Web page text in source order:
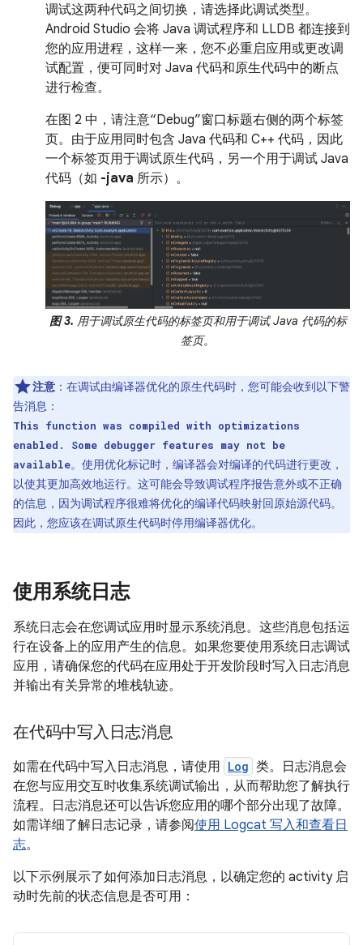
调试这两种代码之间切换，请选择此调试类型。
Android Studio 会将 Java 调试程序和 LLDB 都连接到
您的应用进程，这样一来，您不必重启应用或更改调
试配置，便可同时对 Java 代码和原生代码中的断点
进行检查。
在图 2 中，请注意“Debug”窗口标题右侧的两个标签
页。由于应用同时包含 Java 代码和 C++ 代码，因此
一个标签页用于调试原生代码，另一个用于调试 Java
代码（如 -java 所示）。
图 3. 用于调试原生代码的标签页和用于调试 Java 代码的标
签页。
注意 ：在调试由编译器优化的原生代码时，您可能会收到以下警
告消息：
This function was compiled with optimizations
enabled. Some debugger features may not be
available。使用优化标记时，编译器会对编译的代码进行更改，
以使其更加高效地运行。这可能会导致调试程序报告意外或不正确
的信息，因为调试程序很难将优化的编译代码映射回原始源代码。
因此，您应该在调试原生代码时停用编译器优化。
使用系统日志
系统日志会在您调试应用时显示系统消息。这些消息包括运
行在设备上的应用产生的信息。如果您要使用系统日志调试
应用，请确保您的代码在应用处于开发阶段时写入日志消息
并输出有关异常的堆栈轨迹。
在代码中写入日志消息
如需在代码中写入日志消息，请使用 Log 类。日志消息会
在您与应用交互时收集系统调试输出，从而帮助您了解执行
流程。日志消息还可以告诉您应用的哪个部分出现了故障。
如需详细了解日志记录，请参阅使用 Logcat 写入和查看日
志。
以下示例展示了如何添加日志消息，以确定您的 activity 启
动时先前的状态信息是否可用：